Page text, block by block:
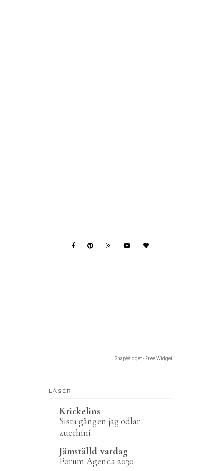
SnapWidget · Free Widget
LÄSER
Krickelins
Sista gången jag odlar
zucchini
Jämställd vardag
Forum Agenda 2030